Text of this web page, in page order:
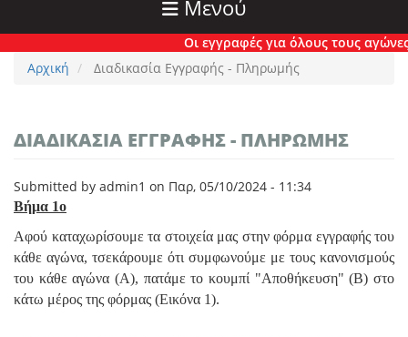
Μενού
Οι εγγραφές για όλους τους αγώνες
Αρχική
Διαδικασία Εγγραφής - Πληρωμής
ΔΙΑΔΙΚΑΣΊΑ ΕΓΓΡΑΦΉΣ - ΠΛΗΡΩΜΉΣ
Submitted by admin1 on Παρ, 05/10/2024 - 11:34
Βήμα 1ο
Αφού καταχωρίσουμε τα στοιχεία μας στην φόρμα εγγραφής του
κάθε αγώνα, τσεκάρουμε ότι συμφωνούμε με τους κανονισμούς
του κάθε αγώνα (Α), πατάμε το κουμπί "Αποθήκευση" (Β) στο
κάτω μέρος της φόρμας (Εικόνα 1).